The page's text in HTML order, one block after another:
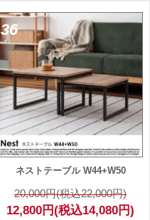
36
ネストテーブル W44+W50
20,000円(税込22,000円)
12,800円(税込14,080円)